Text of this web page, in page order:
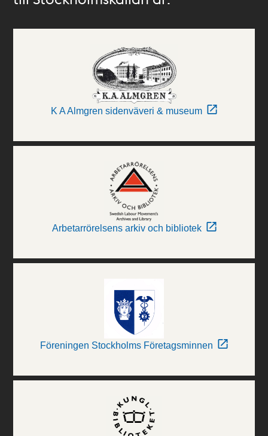
K A Almgren sidenväveri & museum
Arbetarrörelsens arkiv och bibliotek
Föreningen Stockholms Företagsminnen